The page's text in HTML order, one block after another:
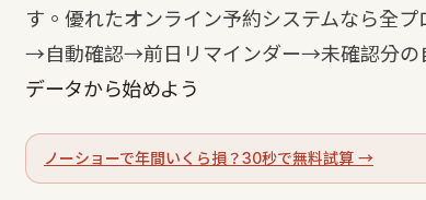
す。優れたオンライン予約システムなら全
→自動確認→前日リマインダー→未確認分の
データから始めよう
ノーショーで年間いくら損？30秒で無料試算 →